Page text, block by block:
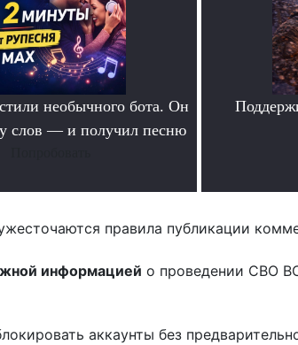
необычного бота. Он
слов — и получил песню
правила публикации
информацией о проведении СВО
аккаунты без